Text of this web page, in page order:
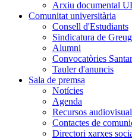
Arxiu documental
Comunitat universitària
Consell d'Estudiants
Sindicatura de
Alumni
Convocatòries
Tauler d'anuncis
Sala de premsa
Notícies
Agenda
Recursos
Contactes de
Directori xarxes